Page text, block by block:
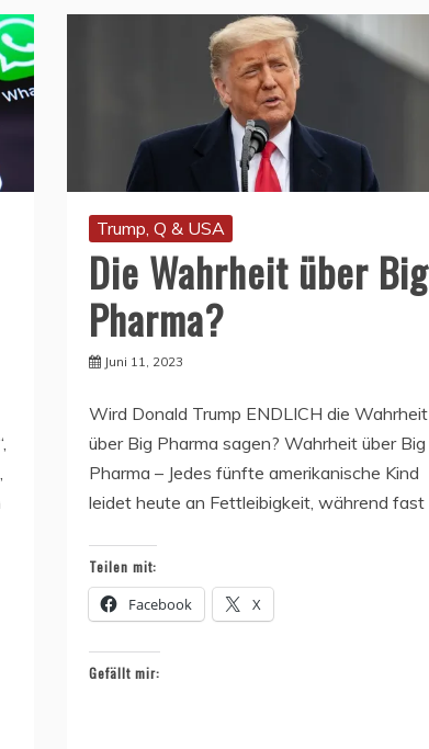
Trump, Q & USA
Die Wahrheit über Big
Pharma?
Juni 11, 2023
Wird Donald Trump ENDLICH die Wahrheit
über Big Pharma sagen? Wahrheit über Big
Pharma – Jedes fünfte amerikanische Kind
leidet heute an Fettleibigkeit, während fast
Teilen mit:
Facebook X
Gefällt mir: